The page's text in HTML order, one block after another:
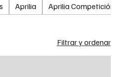
Aprilia Aprilia Competición
Filtrar y ordenar